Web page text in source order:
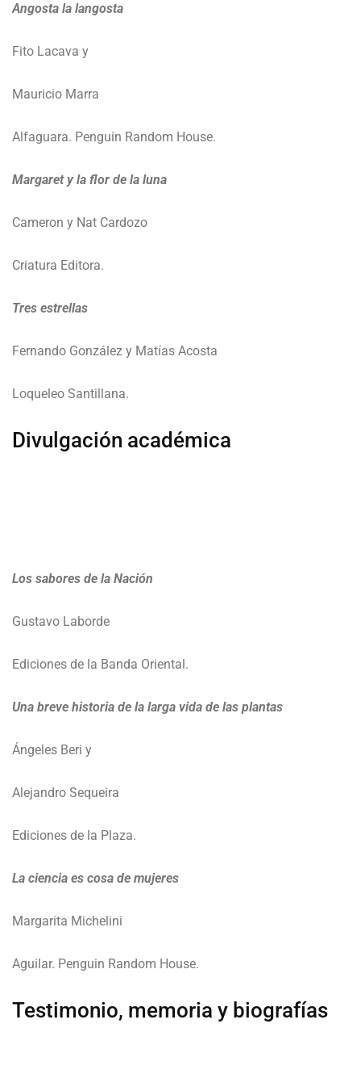
Angosta la langosta
Fito Lacava y
Mauricio Marra
Alfaguara. Penguin Random House.
Margaret y la flor de la luna
Cameron y Nat Cardozo
Criatura Editora.
Tres estrellas
Fernando González y Matías Acosta
Loqueleo Santillana.
Divulgación académica
Los sabores de la Nación
Gustavo Laborde
Ediciones de la Banda Oriental.
Una breve historia de la larga vida de las plantas
Ángeles Beri y
Alejandro Sequeira
Ediciones de la Plaza.
La ciencia es cosa de mujeres
Margarita Michelini
Aguilar. Penguin Random House.
Testimonio, memoria y biografías